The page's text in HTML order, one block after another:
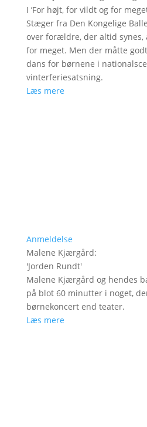
I ’For højt, for vildt og for
Stæger fra Den Kongelige
over forældre, der altid
for meget. Men der måtte
dans for børnene i
vinterferiesatsning.
Læs mere
Anmeldelse
Malene Kjærgård:
'Jorden Rundt'
Malene Kjærgård og hendes
på blot 60 minutter i noget,
børnekoncert end teater.
Læs mere